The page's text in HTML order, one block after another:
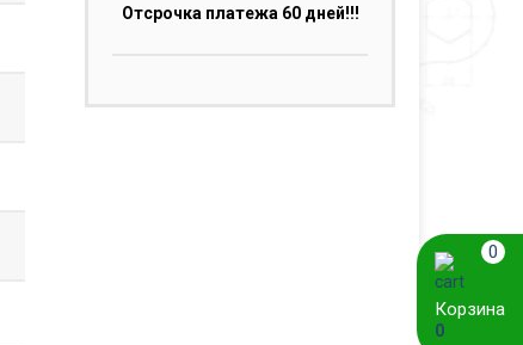
Отсрочка платежа 60 дней!!!
Корзина
0
0